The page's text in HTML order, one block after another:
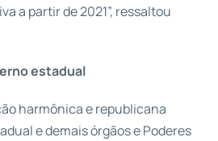
a partir de 2021”, ressaltou
estadual
harmônica e republicana
e demais órgãos e Poderes